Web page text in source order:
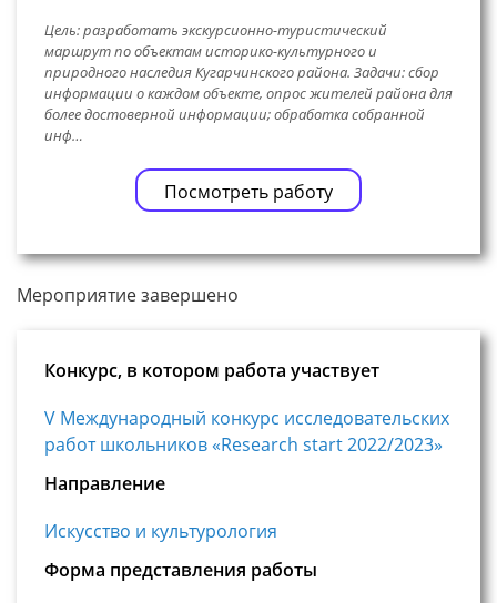
Цель: разработать экскурсионно-туристический
маршрут по объектам историко-культурного и
природного наследия Кугарчинского района. Задачи: сбор
информации о каждом объекте, опрос жителей района для
более достоверной информации; обработка собранной
инф…
Посмотреть работу
Мероприятие завершено
Конкурс, в котором работа участвует
V Международный конкурс исследовательских
работ школьников «Research start 2022/2023»
Направление
Искусство и культурология
Форма представления работы